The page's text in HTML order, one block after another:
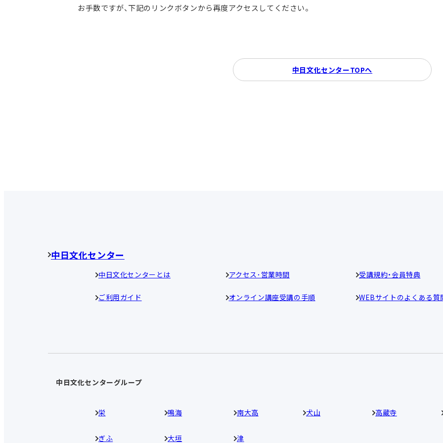
お手数ですが、下記のリンクボタンから再度アクセスしてください。
中日文化センターTOPへ
中日文化センター
中日文化センターとは アクセス･営業時間 受講規約・会員特典
ご利用ガイド オンライン講座受講の手順 WEBサイトのよくある質
中日文化センターグループ
栄 鳴海 南大高 犬山 高蔵寺
ぎふ 大垣 津